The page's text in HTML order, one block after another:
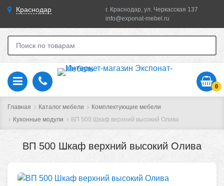
Краснодар
г. Краснодар, ул. Черкасская 137
info@exponat-mebel.ru
0
Главная Каталог мебели
Комплектующие мебели
Кухонные модули
ВП 500 Шкаф верхний высокий Олива
ВП 500 Шкаф верхний высокий Олива